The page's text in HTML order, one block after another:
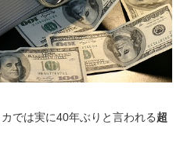
では実に40年ぶりと言われる超